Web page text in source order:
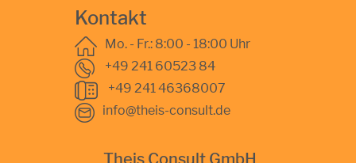
Kontakt
Mo. - Fr.: 8:00 - 18:00 Uhr
+49 241 60523 84
+49 241 46368007
info@theis-consult.de
Theis Consult GmbH